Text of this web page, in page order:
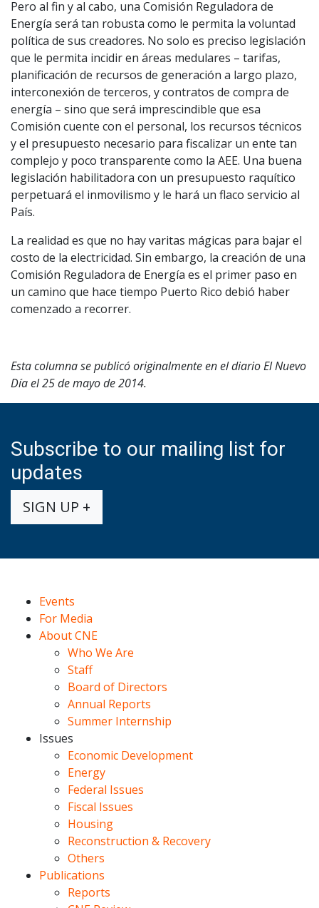
Pero al fin y al cabo, una Comisión Reguladora de
Energía será tan robusta como le permita la voluntad
política de sus creadores. No solo es preciso legislación
que le permita incidir en áreas medulares – tarifas,
planificación de recursos de generación a largo plazo,
interconexión de terceros, y contratos de compra de
energía – sino que será imprescindible que esa
Comisión cuente con el personal, los recursos técnicos
y el presupuesto necesario para fiscalizar un ente tan
complejo y poco transparente como la AEE. Una buena
legislación habilitadora con un presupuesto raquítico
perpetuará el inmovilismo y le hará un flaco servicio al
País.
La realidad es que no hay varitas mágicas para bajar el
costo de la electricidad. Sin embargo, la creación de una
Comisión Reguladora de Energía es el primer paso en
un camino que hace tiempo Puerto Rico debió haber
comenzado a recorrer.
Esta columna se publicó originalmente en el diario El Nuevo
Día el 25 de mayo de 2014.
Subscribe to our mailing list for
updates
SIGN UP +
Events
For Media
About CNE
Who We Are
Staff
Board of Directors
Annual Reports
Summer Internship
Issues
Economic Development
Energy
Federal Issues
Fiscal Issues
Housing
Reconstruction & Recovery
Others
Publications
Reports